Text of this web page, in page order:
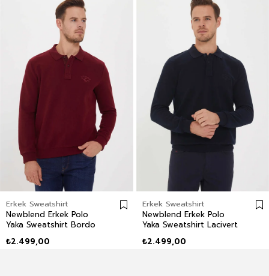
Erkek Sweatshirt
Newblend Erkek Polo
Yaka Sweatshirt Bordo
₺2.499,00
Erkek Sweatshirt
Newblend Erkek Polo
Yaka Sweatshirt Lacivert
₺2.499,00